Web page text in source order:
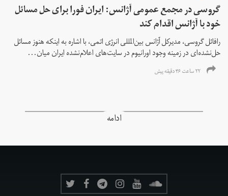
گروسی در مجمع عمومی آژانس: ایران فورا برای حل مسائل
خود با آژانس اقدام کند
رافائل گروسی، مدیرکل آژانس بین‌المللی انرژی اتمی، با اشاره به اینکه هنوز مسائل
حل‌نشده‌ای در زمینه وجود اورانیوم در سایت‌های اعلام‌نشده ایران میان...
۲۲ ساعت ۴۶ دقیقه پیش
ادامه